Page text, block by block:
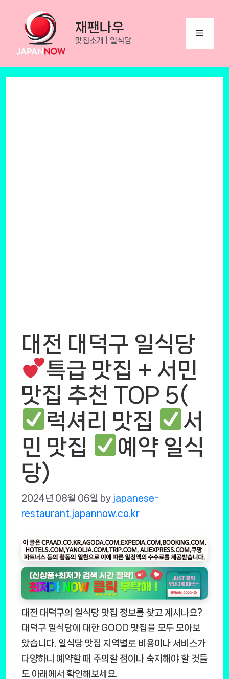
content
재팬나우
맛집소개 | 일식당
Menu
대전 대덕구 일식당
특급 맛집 + 서민
맛집 추천 TOP 5(
럭셔리 맛집
서
민 맛집
예약 일식
당)
2024년 08월 06일 by japanese-
restaurant.japannow.co.kr
대전 대덕구의 일식당 맛집 정보를 찾고 계시나요?
대덕구 일식당에 대한 GOOD 맛집을 모두 모아보
았습니다. 일식당 맛집 지역별로 비용이나 서비스가
다양하니 예약할 때 주의할 점이나 숙지해야 할 것들
도 아래에서 확인해보세요.